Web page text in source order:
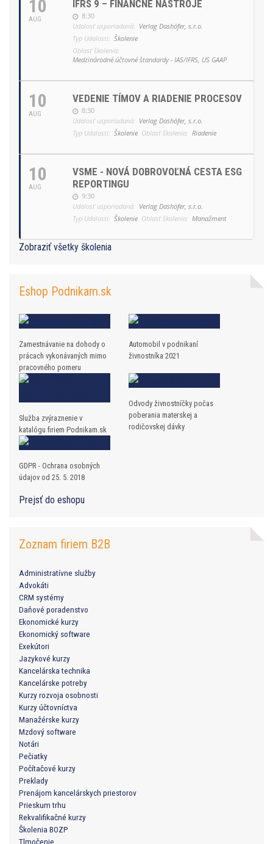
10
AUG
IFRS 9 – FINANČNÉ NÁSTROJE
8:30
Udalosť usporiadaná: Verlag Dashöfer, s.r.o.
Typ Udalosti: Školenie
Oblasť školenia:
Medzinárodné účtovné štandardy - IAS/IFRS, US GAAP
10
AUG
VEDENIE TÍMOV A RIADENIE PROCESOV
8:30
Udalosť usporiadaná: Verlag Dashöfer, s.r.o.
Typ Udalosti: Školenie Oblasť školenia: Riadenie
10
AUG
VSME - NOVÁ DOBROVOĽNÁ CESTA ESG
REPORTINGU
9:30
Udalosť usporiadaná: Verlag Dashöfer, s.r.o.
Typ Udalosti: Školenie Oblasť školenia: Manažment
Zobraziť všetky školenia
Eshop Podnikam.sk
Zamestnávanie na dohody o
prácach vykonávaných mimo
pracovného pomeru
Automobil v podnikaní
živnostníka 2021
Služba zvýraznenie v
katalógu firiem Podnikam.sk
Odvody živnostníčky počas
poberania materskej a
rodičovskej dávky
GDPR - Ochrana osobných
údajov od 25. 5. 2018
Prejsť do eshopu
Zoznam firiem B2B
Administratívne služby
Advokáti
CRM systémy
Daňové poradenstvo
Ekonomické kurzy
Ekonomický software
Exekútori
Jazykové kurzy
Kancelárska technika
Kancelárske potreby
Kurzy rozvoja osobnosti
Kurzy účtovníctva
Manažérske kurzy
Mzdový software
Notári
Pečiatky
Počítačové kurzy
Preklady
Prenájom kancelárskych priestorov
Prieskum trhu
Rekvalifikačné kurzy
Školenia BOZP
Tlmočenie